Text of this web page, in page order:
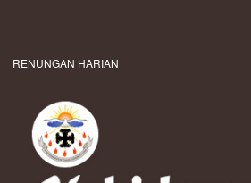
RENUNGAN HARIAN